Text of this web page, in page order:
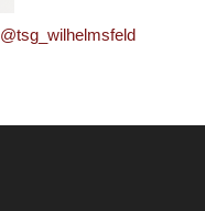
@tsg_wilhelmsfeld